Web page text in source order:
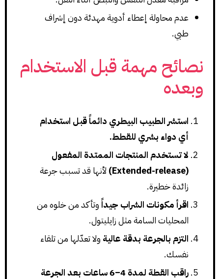
عدم محاولة إعطاء أدوية مهدئة دون إشراف
طبي.
نصائح مهمة قبل الاستخدام
وبعده
استشر الطبيب البيطري دائماً قبل استخدام
أي دواء بشري للقطط.
لا تستخدم المنتجات الممتدة المفعول
(Extended-release)
لأنها قد تسبب جرعة
زائدة خطيرة.
اقرأ مكونات الشراب جيداًوتأكد من خلوه من
المحليات السامة مثل زايليتول.
التزم بالجرعة بدقة عالية ولا تعدّلها من تلقاء
نفسك.
راقب القطة لمدة 4–6 ساعات بعد الجرعة